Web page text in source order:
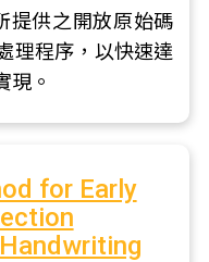
提供之開放原始碼
理程序，以快速達
現。
for Early